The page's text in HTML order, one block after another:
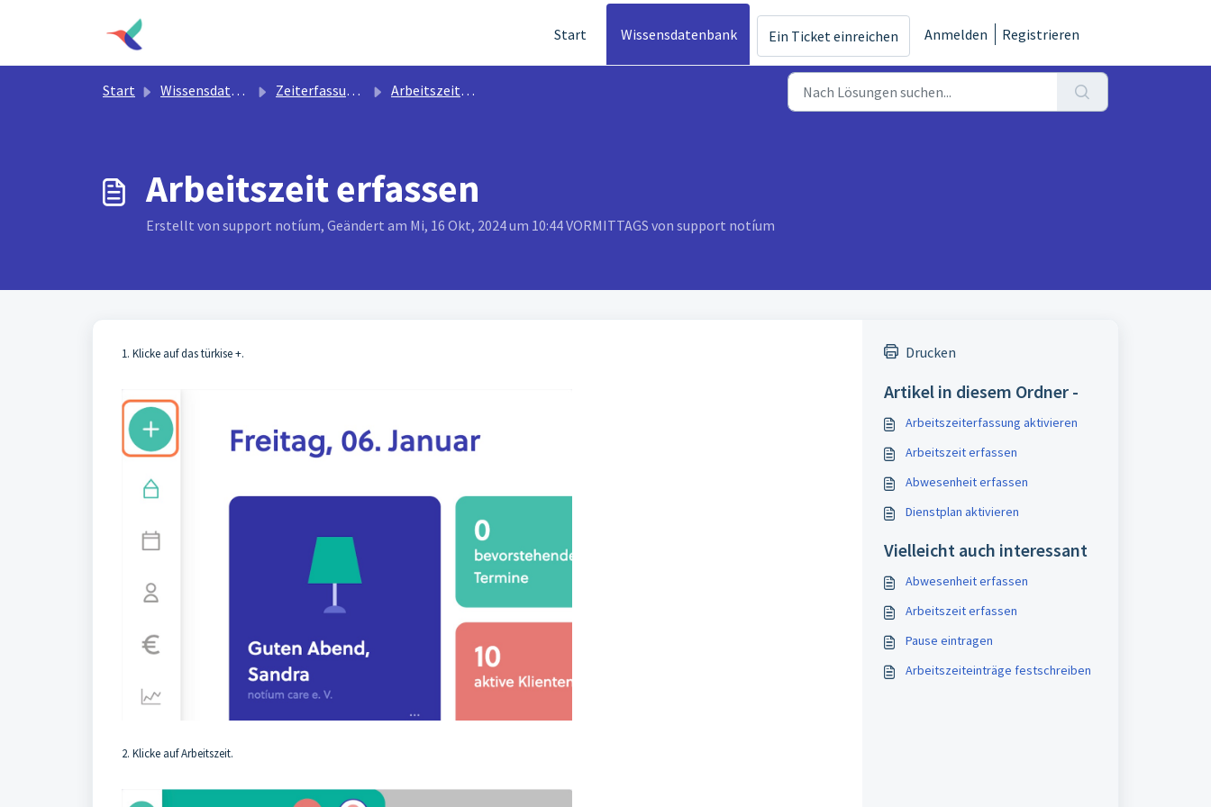
Start
Wissensdatenbank Ein Ticket einreichen Anmelden Registrieren
Start Wissensdatenbank Zeiterfassung und Dienstplan Arbeitszeiterfassung
Arbeitszeit erfassen
Erstellt von support notíum, Geändert am Mi, 16 Okt, 2024 um 10:44 VORMITTAGS von support notíum
1. Klicke auf das türkise +.
2. Klicke auf Arbeitszeit.
Drucken
Artikel in diesem Ordner -
Arbeitszeiterfassung aktivieren
Arbeitszeit erfassen
Abwesenheit erfassen
Dienstplan aktivieren
Vielleicht auch interessant
Abwesenheit erfassen
Arbeitszeit erfassen
Pause eintragen
Arbeitszeiteinträge festschreiben